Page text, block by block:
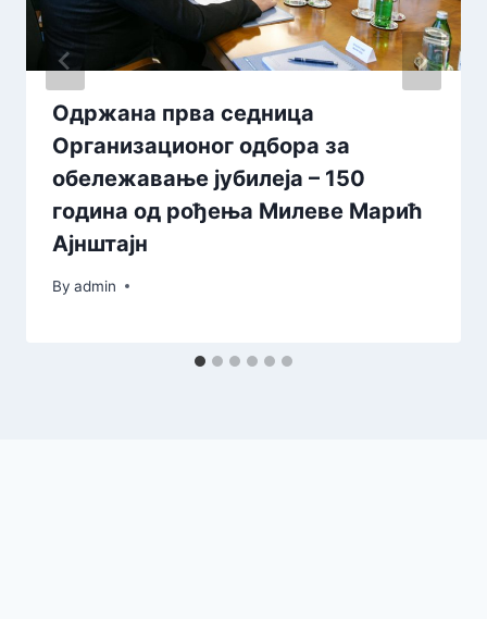
Одржана прва седница
Организационог одбора за
обележавање јубилеја – 150
година од рођења Милеве Марић
Ајнштајн
By admin